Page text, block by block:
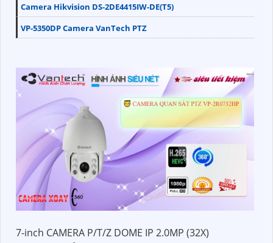
Camera Hikvision DS-2DE4415IW-DE(T5)
VP-5350DP Camera VanTech PTZ
7-inch CAMERA P/T/Z DOME IP 2.0MP (32X)